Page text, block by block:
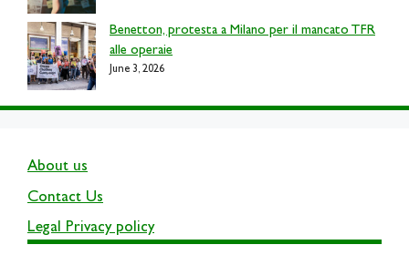
Benetton, protesta a Milano per il mancato TFR
alle operaie
June 3, 2026
About us
Contact Us
Legal Privacy policy